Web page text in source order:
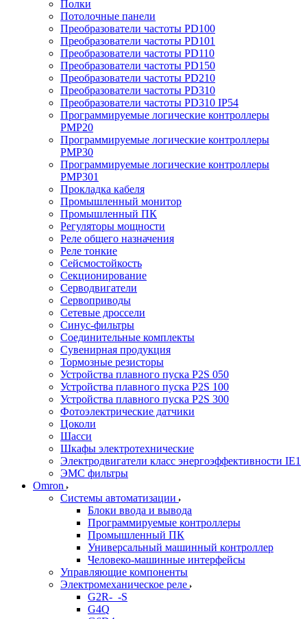
Полки
Потолочные панели
Преобразователи частоты PD100
Преобразователи частоты PD101
Преобразователи частоты PD110
Преобразователи частоты PD150
Преобразователи частоты PD210
Преобразователи частоты PD310
Преобразователи частоты PD310 IP54
Программируемые логические контроллеры
PMP20
Программируемые логические контроллеры
PMP30
Программируемые логические контроллеры
PMP301
Прокладка кабеля
Промышленный монитор
Промышленный ПК
Регуляторы мощности
Реле общего назначения
Реле тонкие
Сейсмостойкость
Секционирование
Серводвигатели
Сервоприводы
Сетевые дроссели
Синус-фильтры
Соединительные комплекты
Сувенирная продукция
Тормозные резисторы
Устройства плавного пуска P2S 050
Устройства плавного пуска P2S 100
Устройства плавного пуска P2S 300
Фотоэлектрические датчики
Цоколи
Шасси
Шкафы электротехнические
Электродвигатели класс энергоэффективности IE1
ЭМС фильтры
Omron
Системы автоматизации
Блоки ввода и вывода
Программируемые контроллеры
Промышленный ПК
Универсальный машинный контроллер
Человеко-машинные интерфейсы
Управляющие компоненты
Электромеханическое реле
G2R-_-S
G4Q